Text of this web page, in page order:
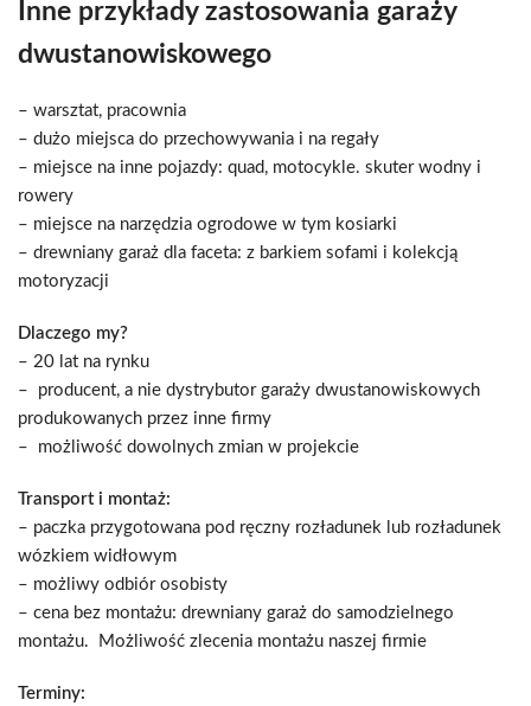
Inne przykłady zastosowania garaży
dwustanowiskowego
– warsztat, pracownia
– dużo miejsca do przechowywania i na regały
– miejsce na inne pojazdy: quad, motocykle. skuter wodny i
rowery
– miejsce na narzędzia ogrodowe w tym kosiarki
– drewniany garaż dla faceta: z barkiem sofami i kolekcją
motoryzacji
Dlaczego my?
– 20 lat na rynku
– producent, a nie dystrybutor garaży dwustanowiskowych
produkowanych przez inne firmy
– możliwość dowolnych zmian w projekcie
Transport i montaż:
– paczka przygotowana pod ręczny rozładunek lub rozładunek
wózkiem widłowym
– możliwy odbiór osobisty
– cena bez montażu: drewniany garaż do samodzielnego
montażu. Możliwość zlecenia montażu naszej firmie
Terminy: